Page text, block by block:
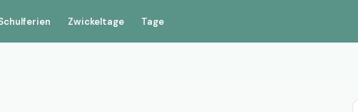
Zwickeltage Tage